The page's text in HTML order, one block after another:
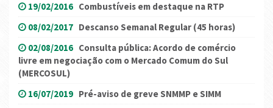
19/02/2016 Combustíveis em destaque na RTP
08/02/2017 Descanso Semanal Regular (45 horas)
02/08/2016 Consulta pública: Acordo de comércio
livre em negociação com o Mercado Comum do Sul
(MERCOSUL)
16/07/2019 Pré-aviso de greve SNMMP e SIMM